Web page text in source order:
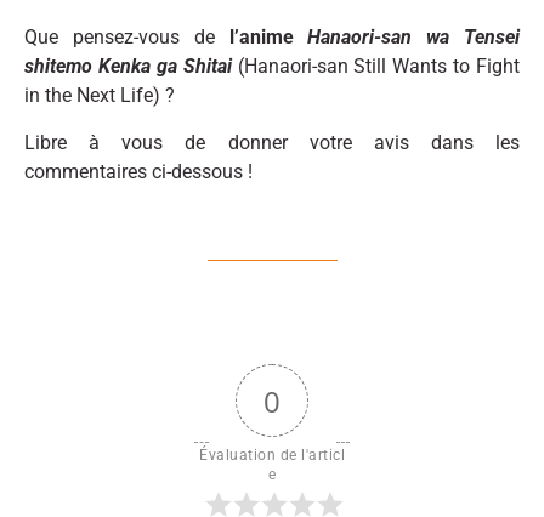
Que pensez-vous de l’animeHanaori-san wa Tensei
shitemo Kenka ga Shitai(Hanaori-san Still Wants to Fight
in the Next Life) ?
Libre à vous de donner votre avis dans les
commentaires ci-dessous !
0
Évaluation de l'articl
e